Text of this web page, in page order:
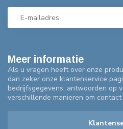
Meer informatie
Als u vragen heeft over onze
dan zeker onze klantenservice
bedrijfsgegevens, antwoorden op
verschillende manieren om